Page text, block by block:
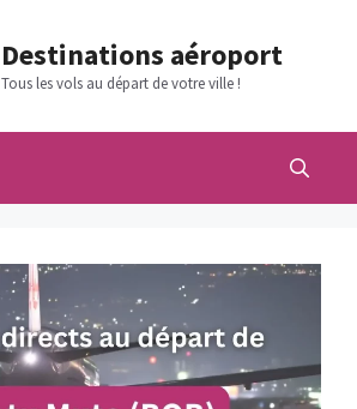
Destinations aéroport
Tous les vols au départ de votre ville !